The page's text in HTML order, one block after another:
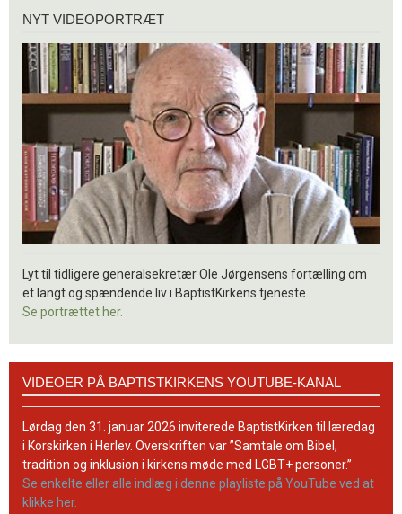
videoportræt
NYT VIDEOPORTRÆT
Lyt til tidligere generalsekretær Ole Jørgensens fortælling om
et langt og spændende liv i BaptistKirkens tjeneste.
Se portrættet her.
BaptistKirkens
YouTube-
kanal
VIDEOER PÅ BAPTISTKIRKENS YOUTUBE-KANAL
Lørdag den 31. januar 2026 inviterede BaptistKirken til læredag
i Korskirken i Herlev. Overskriften var ”Samtale om Bibel,
tradition og inklusion i kirkens møde med LGBT+ personer.”
Se enkelte eller alle indlæg i denne playliste på YouTube ved at
klikke her.